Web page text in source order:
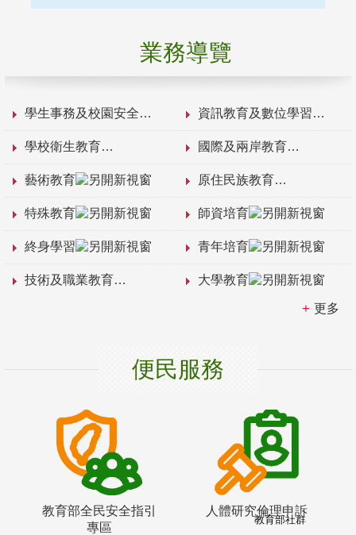
業務導覽
學生事務及校園安全 資訊教育及數位學習
學校衛生教育 國際及兩岸教育
藝術教育 原住民族教育
特殊教育 師資培育
終身學習 青年培育
技術及職業教育 大學教育
更多
便民服務
教育部全民安全指引
專區
人體研究倫理申訴
教育部社群